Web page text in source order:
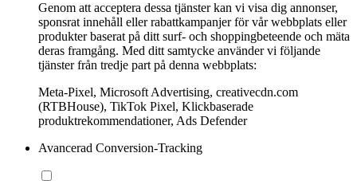
Genom att acceptera dessa tjänster kan vi visa dig annonser,
sponsrat innehåll eller rabattkampanjer för vår webbplats eller
produkter baserat på ditt surf- och shoppingbeteende och mäta
deras framgång. Med ditt samtycke använder vi följande
tjänster från tredje part på denna webbplats:
Meta-Pixel, Microsoft Advertising, creativecdn.com
(RTBHouse), TikTok Pixel, Klickbaserade
produktrekommendationer, Ads Defender
Avancerad Conversion-Tracking